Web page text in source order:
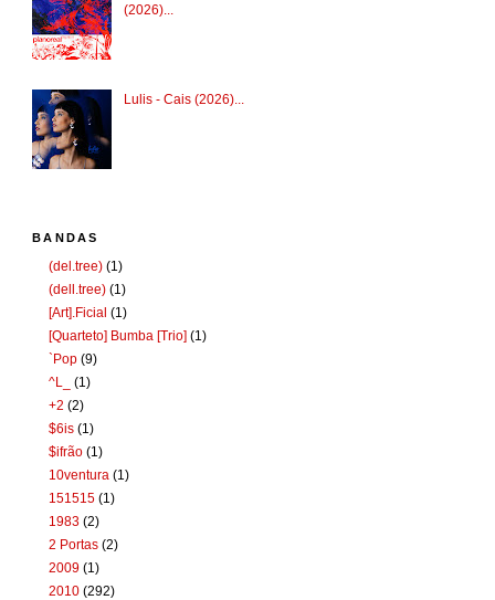
(2026)...
Lulis - Cais (2026)...
BANDAS
(del.tree) (1)
(dell.tree) (1)
[Art].Ficial (1)
[Quarteto] Bumba [Trio] (1)
`Pop (9)
^L_
(1)
+2 (2)
$6is (1)
$ifrão (1)
10ventura (1)
151515 (1)
1983 (2)
2 Portas (2)
2009 (1)
2010 (292)